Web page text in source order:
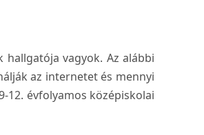
hallgatója vagyok. Az alábbi
az internetet és mennyi
évfolyamos középiskolai